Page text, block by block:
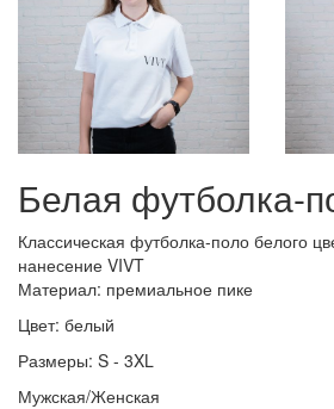
Белая футболка-
Классическая футболка-поло белого
нанесение VIVT
Материал: премиальное пике
Цвет: белый
Размеры: S - 3XL
Мужская/Женская